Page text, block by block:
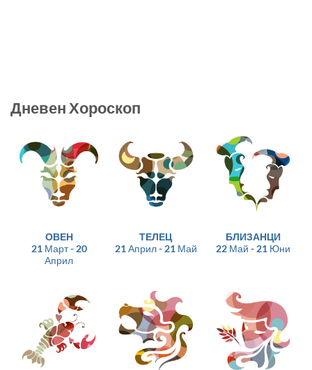
Дневен Хороскоп
ОВЕН
21 Март - 20
Април
ТЕЛЕЦ
21 Април - 21 Май
БЛИЗАНЦИ
22 Май - 21 Юни